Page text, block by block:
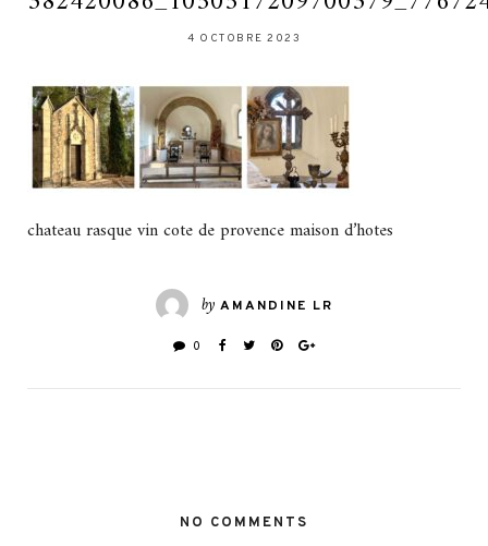
4 OCTOBRE 2023
chateau rasque vin cote de provence maison d’hotes
by AMANDINE LR
0
NO COMMENTS